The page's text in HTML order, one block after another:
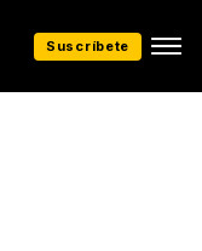
Suscríbete